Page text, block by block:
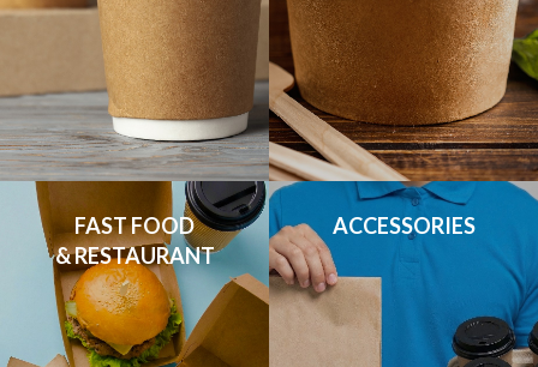
FAST FOOD
& RESTAURANT
ACCESSORIES